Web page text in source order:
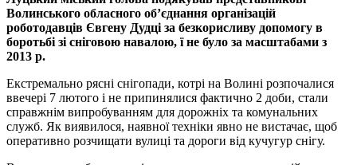
Волинського обласного об’єднання організацій
роботодавців Євгену Дудці за безкорисливу допомогу в
боротьбі зі сніговою навалою, ї не було за масштабами з
2013 р.
Екстремально рясні снігопади, котрі на Волині розпочалися
ввечері 7 лютого і не припинялися фактично 2 доби, стали
справжнім випробуванням для дорожніх та комунальних
служб. Як виявилося, наявної техніки явно не вистачає, щоб
оперативно розчищати вулиці та дороги від кучугур снігу.